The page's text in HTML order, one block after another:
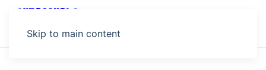
Skip to main content